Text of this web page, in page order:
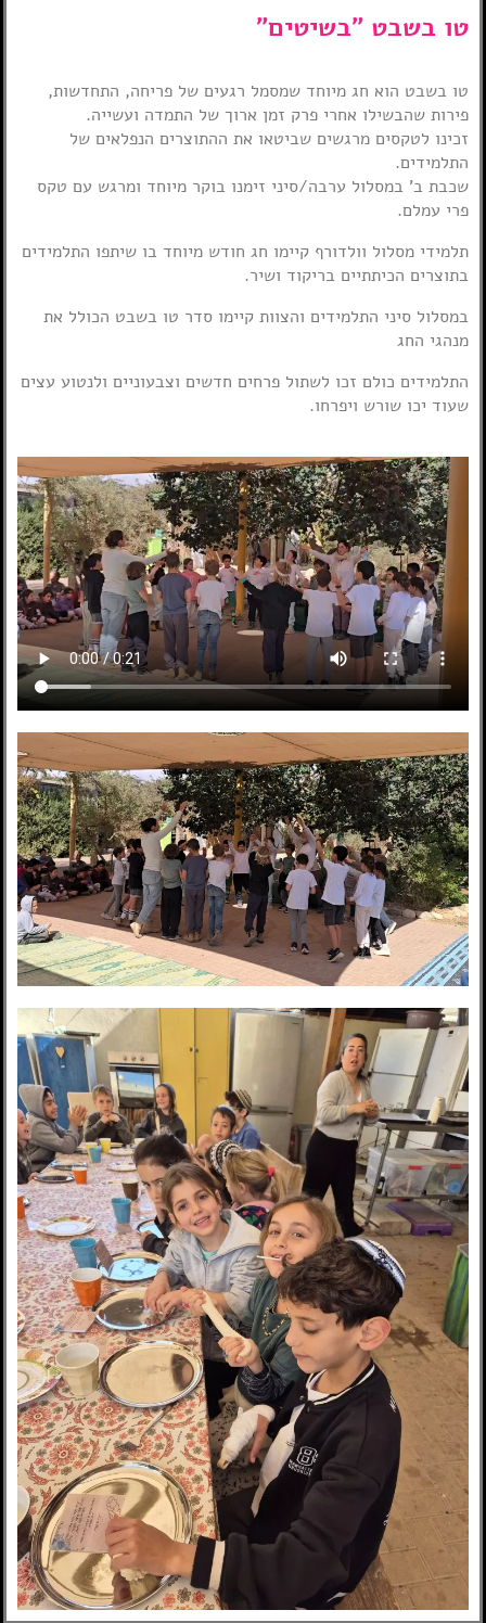
טו בשבט "בשיטים"
טו בשבט הוא חג מיוחד שמסמל רגעים של פריחה, התחדשות,
פירות שהבשילו אחרי פרק זמן ארוך של התמדה ועשייה.
זכינו לטקסים מרגשים שביטאו את ההתוצרים הנפלאים של
התלמידים.
שכבת ב' במסלול ערבה/סיני זימנו בוקר מיוחד ומרגש עם טקס
פרי עמלם.
תלמידי מסלול וולדורף קיימו חג חודש מיוחד בו שיתפו התלמידים
בתוצרים הכיתתיים בריקוד ושיר.
במסלול סיני התלמידים והצוות קיימו סדר טו בשבט הכולל את
מנהגי החג
התלמידים כולם זכו לשתול פרחים חדשים וצבעוניים ולנטוע עצים
שעוד יכו שורש ויפרחו.